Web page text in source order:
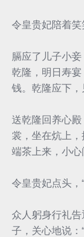
令皇贵妃陪着笑
膈应了儿子小
乾隆，明日寿
钱。乾隆应下，
送乾隆回养心
裳，坐在炕上
端茶上来，小心
令皇贵妃点头，
众人躬身行礼
子，关心地说